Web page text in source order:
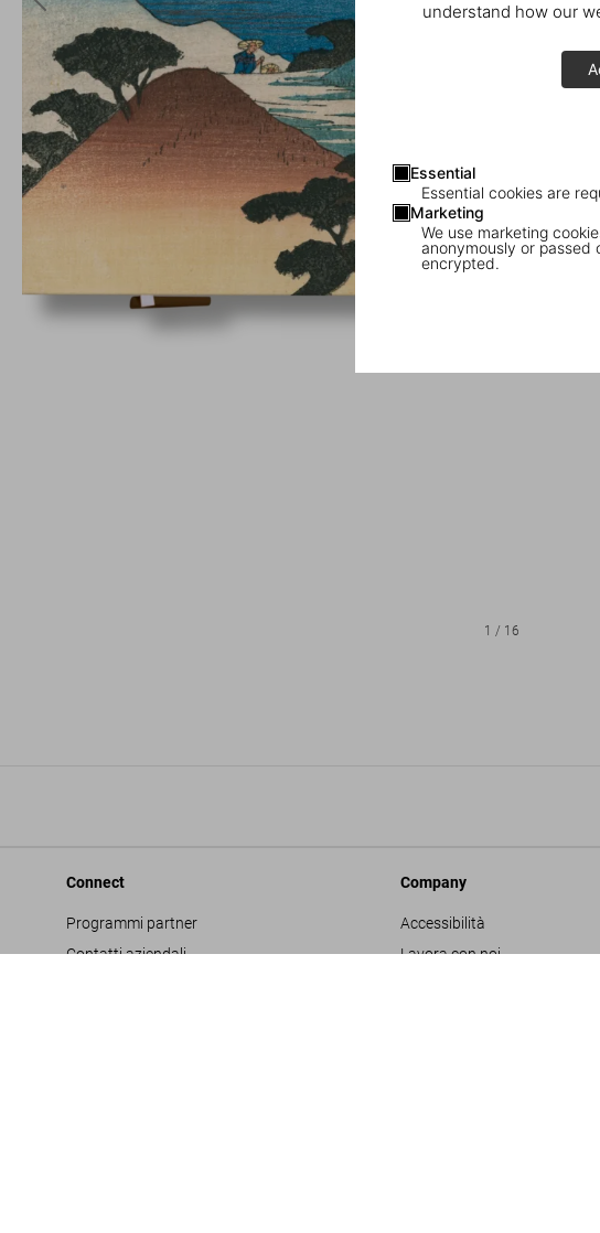
understand how our
Essential
Essential cookies are
Marketing
We use marketing
anonymously or passed
encrypted.
1 / 16
Connect
Programmi partner
Contatti aziendali
Company
Accessibilità
Lavora con noi